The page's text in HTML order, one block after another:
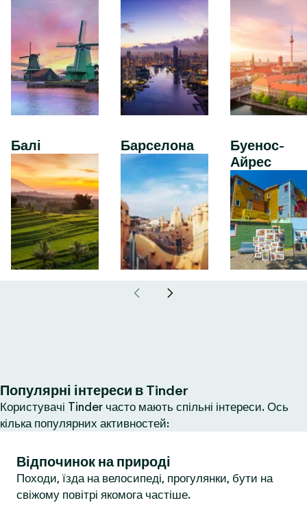
Балі Барселона
Буенос-
Айрес
Популярні інтереси в Tinder
Користувачі Tinder часто мають спільні інтереси. Ось
кілька популярних активностей:
Відпочинок на природі
Походи, їзда на велосипеді, прогулянки, бути на
свіжому повітрі якомога частіше.